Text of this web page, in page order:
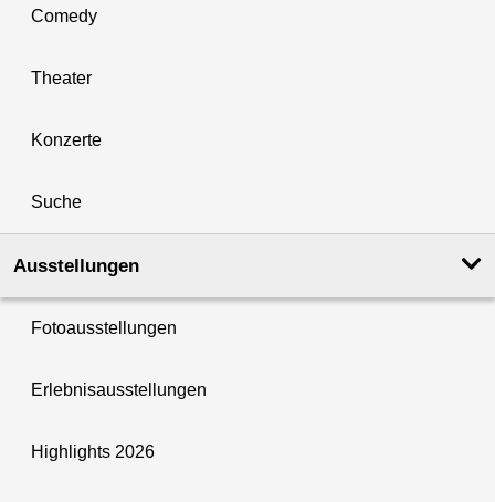
Comedy
Theater
Konzerte
Suche
Ausstellungen
Fotoausstellungen
Erlebnisausstellungen
Highlights 2026